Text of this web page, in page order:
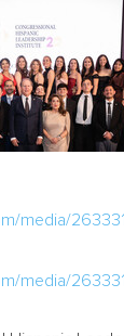
media/
media/